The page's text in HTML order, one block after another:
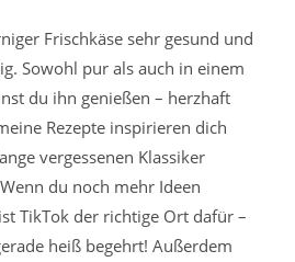
Frischkäse sehr gesund und
Sowohl pur als auch in einem
du ihn genießen – herzhaft
Rezepte inspirieren dich
vergessenen Klassiker
du noch mehr Ideen
TikTok der richtige Ort dafür –
heiß begehrt! Außerdem